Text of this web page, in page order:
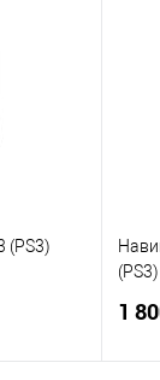
(PS3)
(PS3)
1